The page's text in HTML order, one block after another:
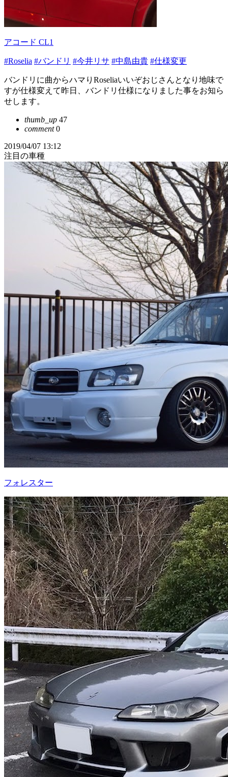
アコード CL1
#Roselia #バンドリ #今井リサ #中島由貴 #仕様変更
バンドリに曲からハマりRoseliaいいぞおじさんとなり地味で
すが仕様変えて昨日、バンドリ仕様になりました事をお知ら
せします。
thumb_up 47
comment0
2019/04/07 13:12
注目の車種
フォレスター